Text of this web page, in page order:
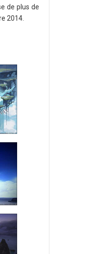
de plus de
2014.